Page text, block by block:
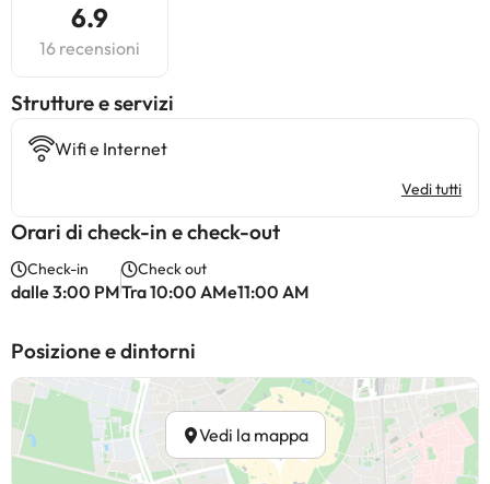
6.9
16 recensioni
​Strutture e servizi
Wifi e Internet
Vedi tutti
Orari di check-in e check-out
Check-in
dalle 3:00 PM
Check out
Tra 10:00 AMe11:00 AM
Posizione e dintorni
Vedi la mappa